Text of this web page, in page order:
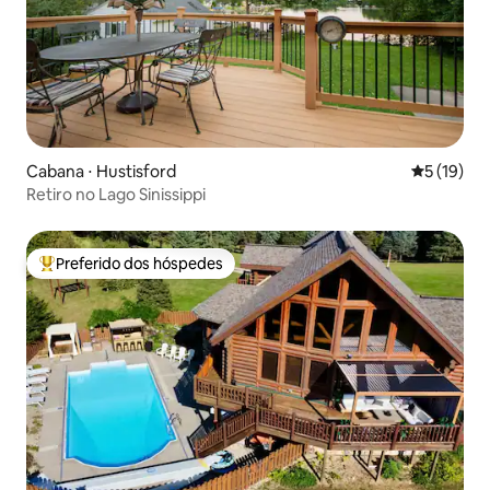
Cabana ⋅ Hustisford 5 de uma
5 (19)
Retiro no Lago Sinissippi
Entre os melhores preferidos dos hóspedes
Preferido dos hóspedes